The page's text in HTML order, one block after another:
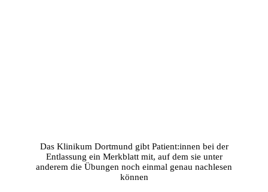
Das Klinikum Dortmund gibt Patient:innen bei der
Entlassung ein Merkblatt mit, auf dem sie unter
anderem die Übungen noch einmal genau nachlesen
können